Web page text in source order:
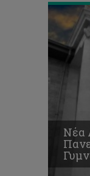
Νέα
μαζί
με
την
μας!»